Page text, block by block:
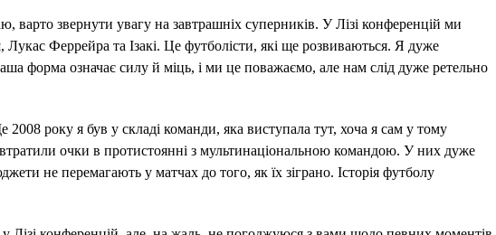
звернути увагу на завтрашніх суперників. У Лізі конференцій ми
Феррейра та Ізакі. Це футболісти, які ще розвиваються. Я дуже
форма означає силу й міць, і ми це поважаємо, але нам слід дуже ретельно
року я був у складі команди, яка виступала тут, хоча я сам у тому
очки в протистоянні з мультинаціональною командою. У них дуже
не перемагають у матчах до того, як їх зіграно. Історія футболу